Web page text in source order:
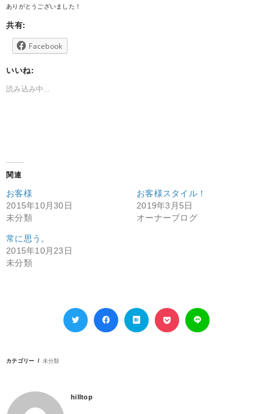
ありがとうございました！
共有:
Facebook
いいね:
読み込み中...
関連
お客様
2015年10月30日
未分類
お客様スタイル！
2019年3月5日
オーナーブログ
常に思う。
2015年10月23日
未分類
カテゴリー 未分類
hilltop